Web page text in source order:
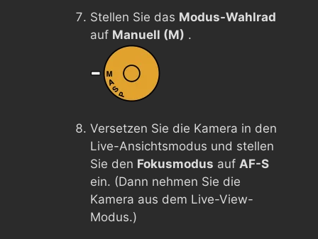
Stellen Sie das Modus-Wahlrad
auf Manuell (M) .
Versetzen Sie die Kamera in den
Live-Ansichtsmodus und stellen
Sie den Fokusmodus auf AF-S
ein. (Dann nehmen Sie die
Kamera aus dem Live-View-
Modus.)